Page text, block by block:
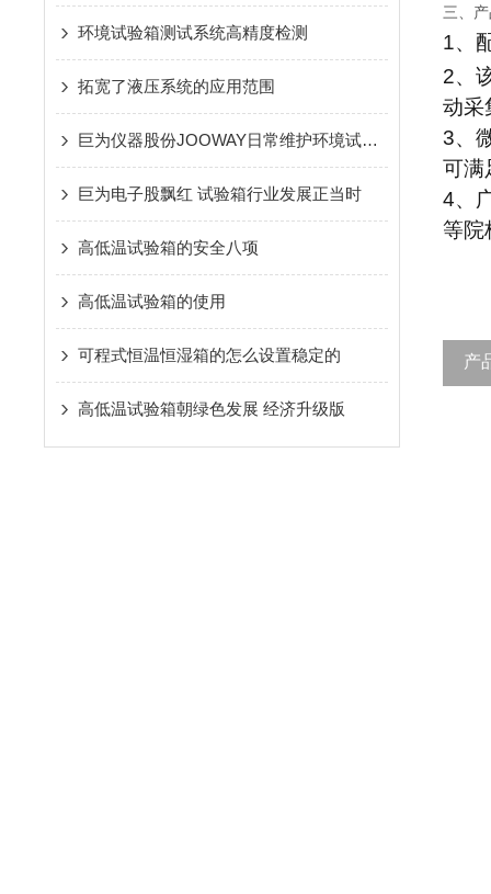
环境试验箱测试系统高精度检测
拓宽了液压系统的应用范围
巨为仪器股份JOOWAY日常维护环境试验设备的方法法
巨为电子股飘红 试验箱行业发展正当时
高低温试验箱的安全八项
高低温试验箱的使用
可程式恒温恒湿箱的怎么设置稳定的
高低温试验箱朝绿色发展 经济升级版
三、
1、
2、
动采
3、
可满
4、
等院
产